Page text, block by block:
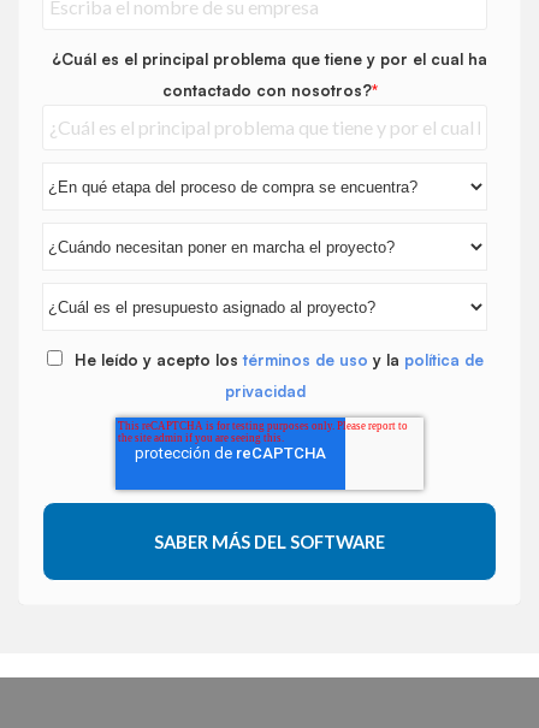
¿Cuál es el principal problema que tiene y por el cual ha
contactado con nosotros?*
He leído y acepto lostérminos de uso y la política de
privacidad